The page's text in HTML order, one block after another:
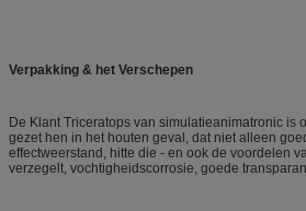
Verpakking & het Verschepen
De Klant Triceratops van simulatieanimatronic is
gezet hen in het houten geval, dat niet alleen
effectweerstand, hitte die - en ook de voordelen
verzegelt, vochtigheidscorrosie, goede